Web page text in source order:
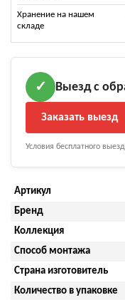
Хранение на нашем
складе
✓ Выезд с
Заказать выезд
Условия бесплатного
Артикул
Бренд
Коллекция
Способ монтажа
Страна изготовитель
Количество в упаковке